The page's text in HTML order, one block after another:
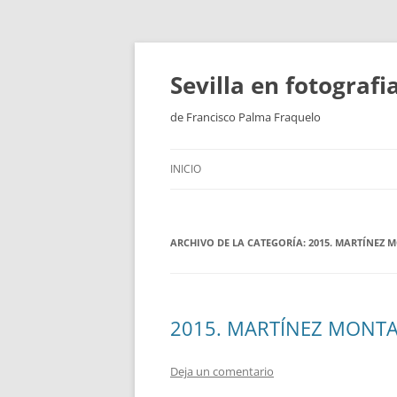
Saltar
contenido
Sevilla en
de Francisco Palma Fraquelo
INICIO
ARCHIVO DE LA CATEGORÍA: 2015. MARTÍNEZ
2015. MARTÍNEZ
Deja un comentario